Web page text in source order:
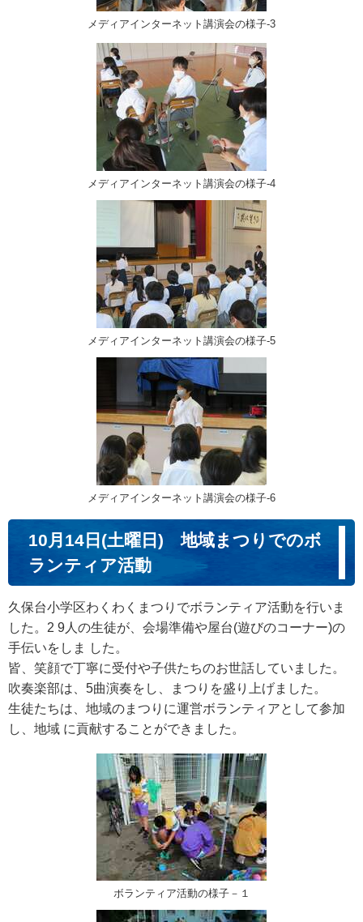
メディアインターネット講演会の様子‐3
メディアインターネット講演会の様子‐4
メディアインターネット講演会の様子‐5
メディアインターネット講演会の様子‐6
10月14日(土曜日) 地域まつりでのボ
ランティア活動
久保台小学区わくわくまつりでボランティア活動を行いま
した。2 9人の生徒が、会場準備や屋台(遊びのコーナー)の
手伝いをしま した。
皆、笑顔で丁寧に受付や子供たちのお世話していました。
吹奏楽部は、5曲演奏をし、まつりを盛り上げました。
生徒たちは、地域のまつりに運営ボランティアとして参加
し、地域 に貢献することができました。
ボランティア活動の様子－１